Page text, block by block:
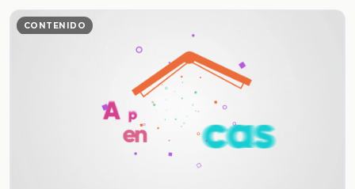
CONTENIDO